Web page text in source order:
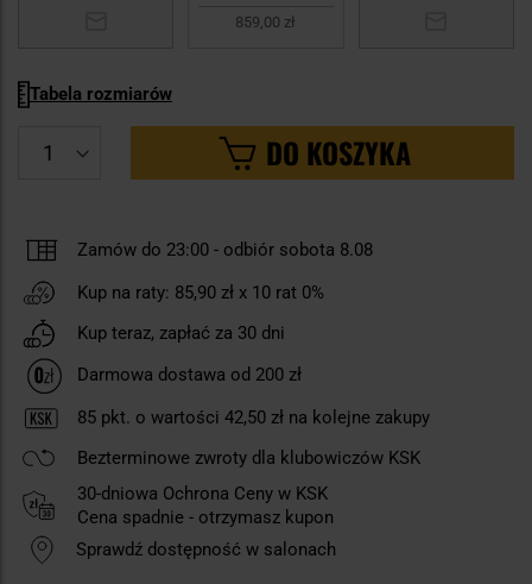
859,00 zł
Tabela rozmiarów
DO KOSZYKA
Zamów do 23:00 - odbiór sobota 8.08
Kup na raty: 85,90 zł x 10 rat 0%
Kup teraz, zapłać za 30 dni
Darmowa dostawa od 200 zł
85 pkt. o wartości 42,50 zł na kolejne zakupy
Bezterminowe zwroty dla klubowiczów KSK
30-dniowa Ochrona Ceny w KSK
Cena spadnie - otrzymasz kupon
Sprawdź dostępność w salonach